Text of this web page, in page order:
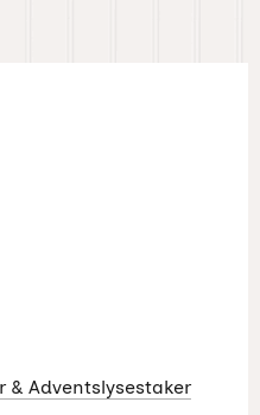
& Adventslysestaker